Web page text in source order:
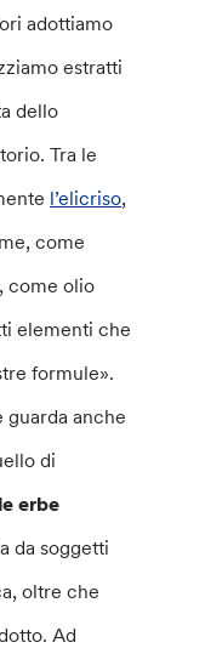
adottiamo
estratti
dello
Tra le
l’elicriso,
come
come olio
elementi che
formule».
guarda anche
di
erbe
da soggetti
oltre che
Ad